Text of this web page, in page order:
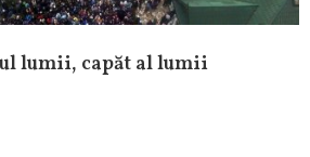
lumii, capăt al lumii